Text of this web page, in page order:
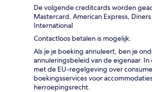
De volgende creditcards worden
Mastercard, American Express, Diners
International
Contactloos betalen is mogelijk.
Als je je boeking annuleert, ben je
annuleringsbeleid van de eigenaar.
met de EU-regelgeving over
boekingsservices voor
herroepingsrecht.